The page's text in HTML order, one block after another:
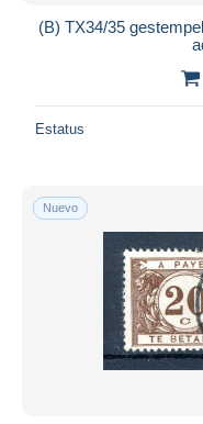
(B) TX34/35
Estatus
Nuevo